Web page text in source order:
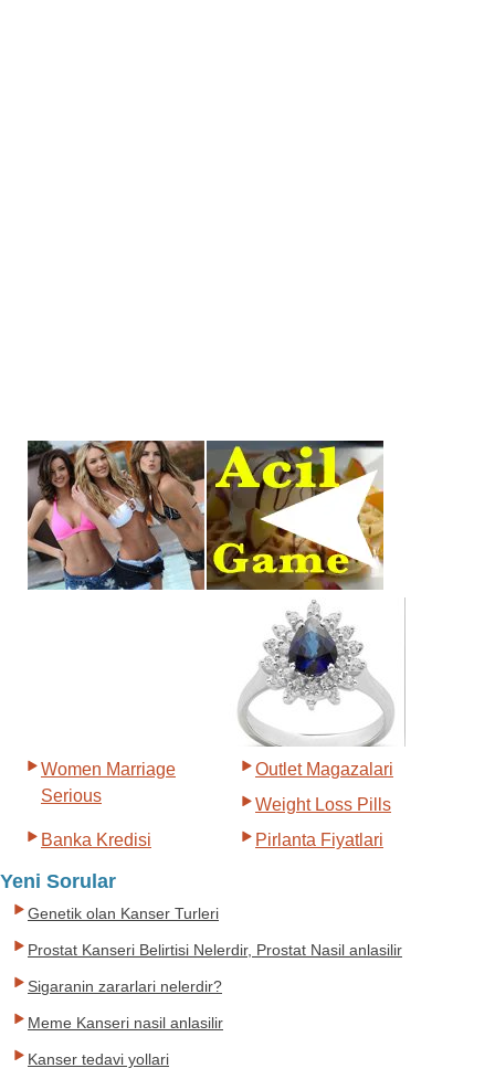
Women Marriage
Serious
Outlet Magazalari
Weight Loss Pills
Banka Kredisi
Pirlanta Fiyatlari
Yeni Sorular
Genetik olan Kanser Turleri
Prostat Kanseri Belirtisi Nelerdir, Prostat Nasil anlasilir
Sigaranin zararlari nelerdir?
Meme Kanseri nasil anlasilir
Kanser tedavi yollari